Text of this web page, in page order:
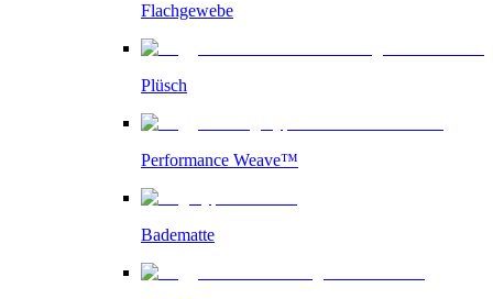
Flachgewebe
Plüsch
Performance Weave™
Badematte